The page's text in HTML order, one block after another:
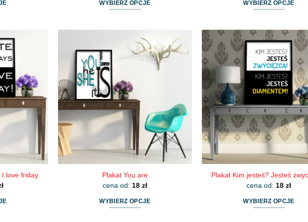
WYBIERZ OPCJE
wiele
wariantów.
można
wybrać
stronie
produktu
WYBIERZ OPCJE
ma
wiele
wariantów.
Opcje
można
wybrać
na
stronie
produktu
I love friday
Plakat You are
cena od: 18 zł
WYBIERZ OPCJE
Plakat Kim jesteś? Jesteś
cena od: 18 zł
WYBIERZ OPCJE